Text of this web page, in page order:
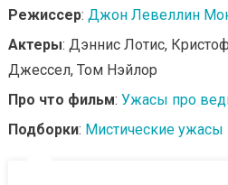
Режиссер: Джон Левеллин
Актеры: Дэннис Лотис,
Джессел, Том Нэйлор
Про что фильм: Ужасы про
Подборки: Мистические ужасы